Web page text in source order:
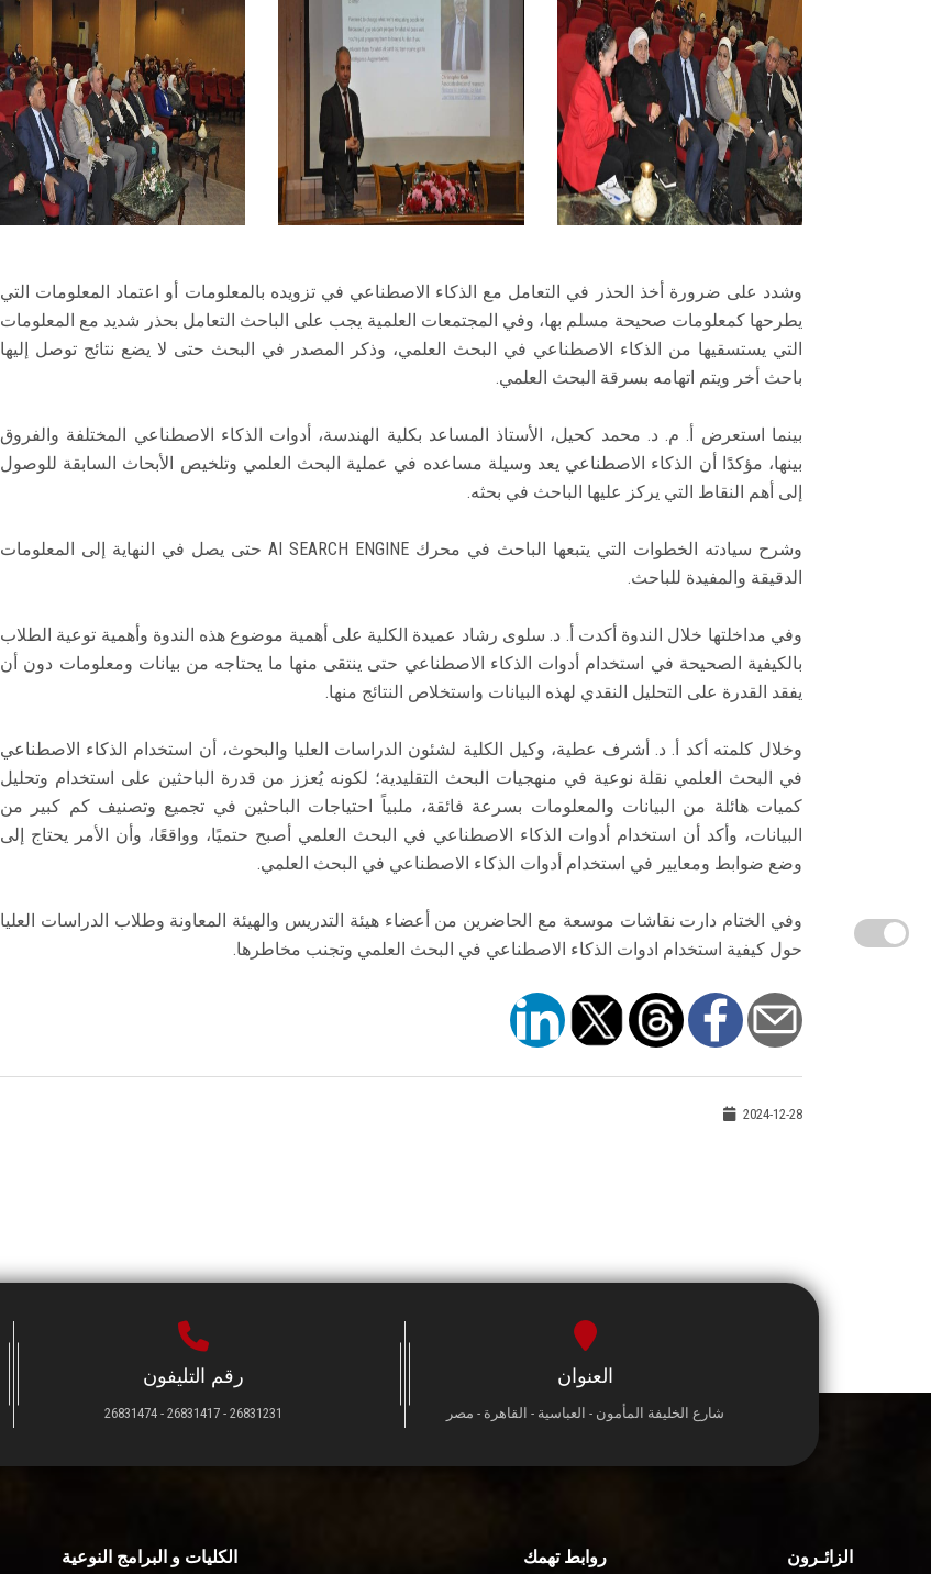
وشدد على ضرورة أخذ الحذر في التعامل مع الذكاء الاصطناعي في تزويده بالمعلومات أو اعتماد المعلومات التي
يطرحها كمعلومات صحيحة مسلم بها، وفي المجتمعات العلمية يجب على الباحث التعامل بحذر شديد مع المعلومات
التي يستسقيها من الذكاء الاصطناعي في البحث العلمي، وذكر المصدر في البحث حتى لا يضع نتائج توصل إليها
باحث أخر ويتم اتهامه بسرقة البحث العلمي.
بينما استعرض أ. م. د. محمد كحيل، الأستاذ المساعد بكلية الهندسة، أدوات الذكاء الاصطناعي المختلفة والفروق
بينها، مؤكدًا أن الذكاء الاصطناعي يعد وسيلة مساعده في عملية البحث العلمي وتلخيص الأبحاث السابقة للوصول
إلى أهم النقاط التي يركز عليها الباحث في بحثه.
وشرح سيادته الخطوات التي يتبعها الباحث في محرك AI SEARCH ENGINE حتى يصل في النهاية إلى المعلومات
الدقيقة والمفيدة للباحث.
وفي مداخلتها خلال الندوة أكدت أ. د. سلوى رشاد عميدة الكلية على أهمية موضوع هذه الندوة وأهمية توعية الطلاب
بالكيفية الصحيحة في استخدام أدوات الذكاء الاصطناعي حتى ينتقى منها ما يحتاجه من بيانات ومعلومات دون أن
يفقد القدرة على التحليل النقدي لهذه البيانات واستخلاص النتائج منها.
وخلال كلمته أكد أ. د. أشرف عطية، وكيل الكلية لشئون الدراسات العليا والبحوث، أن استخدام الذكاء الاصطناعي
في البحث العلمي نقلة نوعية في منهجيات البحث التقليدية؛ لكونه يُعزز من قدرة الباحثين على استخدام وتحليل
كميات هائلة من البيانات والمعلومات بسرعة فائقة، ملبياً احتياجات الباحثين في تجميع وتصنيف كم كبير من
البيانات، وأكد أن استخدام أدوات الذكاء الاصطناعي في البحث العلمي أصبح حتميًا، وواقعًا، وأن الأمر يحتاج إلى
وضع ضوابط ومعايير في استخدام أدوات الذكاء الاصطناعي في البحث العلمي.
وفي الختام دارت نقاشات موسعة مع الحاضرين من أعضاء هيئة التدريس والهيئة المعاونة وطلاب الدراسات العليا
حول كيفية استخدام ادوات الذكاء الاصطناعي في البحث العلمي وتجنب مخاطرها.
2024-12-28
العنوان
شارع الخليفة المأمون - العباسية - القاهرة - مصر
رقم التليفون
26831231 - 26831417 - 26831474
الزائـرون روابط تهمك الكليات و البرامج النوعية